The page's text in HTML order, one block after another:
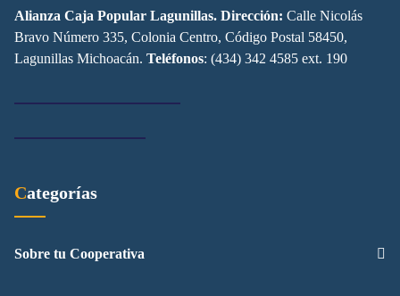
Alianza Caja Popular Lagunillas. Dirección: Calle Nicolás
Bravo Número 335, Colonia Centro, Código Postal 58450,
Lagunillas Michoacán. Teléfonos: (434) 342 4585 ext. 190
Categorías
Sobre tu Cooperativa